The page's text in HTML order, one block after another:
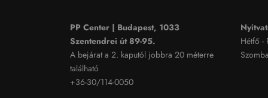
PP Center | Budapest, 1033
Szentendrei út 89-95.
A bejárat a 2. kaputól jobbra 20 méterre
található
+36-30/114-0050
Hétfő -